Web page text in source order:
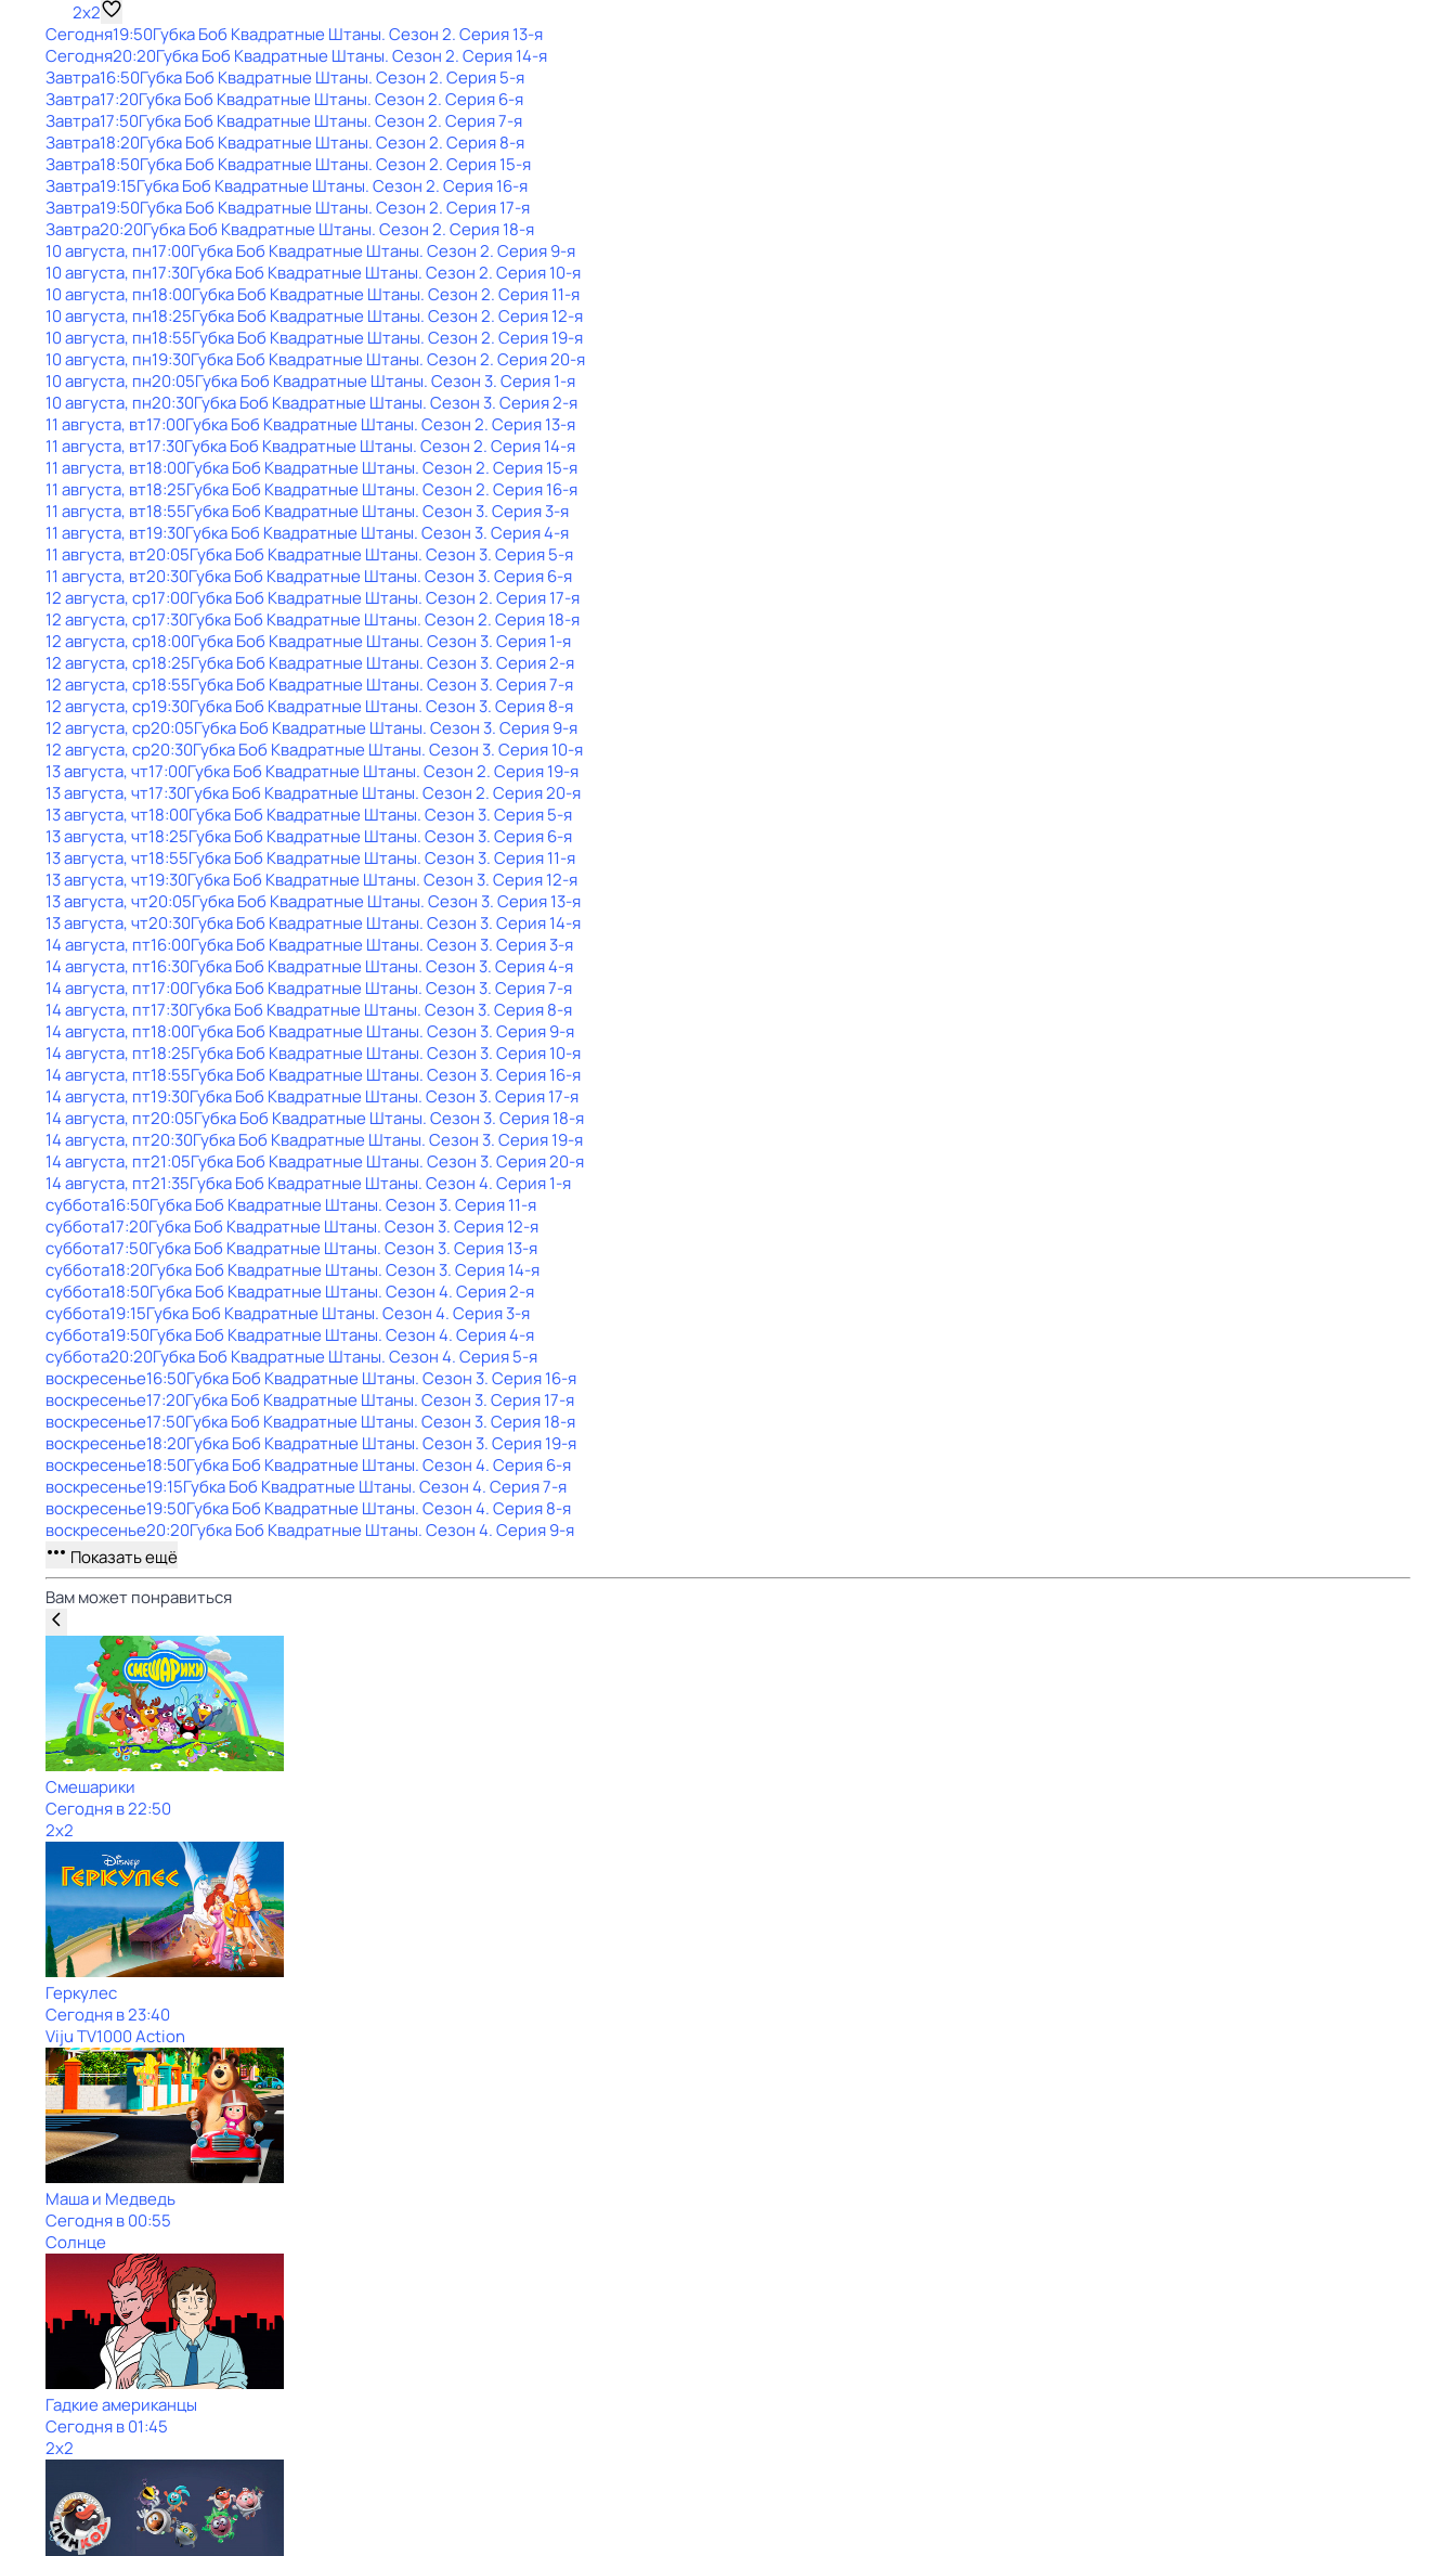
2x2
Сегодня19:50Губка Боб Квадратные Штаны. Сезон 2. Серия 13-я
Сегодня20:20Губка Боб Квадратные Штаны. Сезон 2. Серия 14-я
Завтра16:50Губка Боб Квадратные Штаны. Сезон 2. Серия 5-я
Завтра17:20Губка Боб Квадратные Штаны. Сезон 2. Серия 6-я
Завтра17:50Губка Боб Квадратные Штаны. Сезон 2. Серия 7-я
Завтра18:20Губка Боб Квадратные Штаны. Сезон 2. Серия 8-я
Завтра18:50Губка Боб Квадратные Штаны. Сезон 2. Серия 15-я
Завтра19:15Губка Боб Квадратные Штаны. Сезон 2. Серия 16-я
Завтра19:50Губка Боб Квадратные Штаны. Сезон 2. Серия 17-я
Завтра20:20Губка Боб Квадратные Штаны. Сезон 2. Серия 18-я
10 августа, пн17:00Губка Боб Квадратные Штаны. Сезон 2. Серия 9-я
10 августа, пн17:30Губка Боб Квадратные Штаны. Сезон 2. Серия 10-я
10 августа, пн18:00Губка Боб Квадратные Штаны. Сезон 2. Серия 11-я
10 августа, пн18:25Губка Боб Квадратные Штаны. Сезон 2. Серия 12-я
10 августа, пн18:55Губка Боб Квадратные Штаны. Сезон 2. Серия 19-я
10 августа, пн19:30Губка Боб Квадратные Штаны. Сезон 2. Серия 20-я
10 августа, пн20:05Губка Боб Квадратные Штаны. Сезон 3. Серия 1-я
10 августа, пн20:30Губка Боб Квадратные Штаны. Сезон 3. Серия 2-я
11 августа, вт17:00Губка Боб Квадратные Штаны. Сезон 2. Серия 13-я
11 августа, вт17:30Губка Боб Квадратные Штаны. Сезон 2. Серия 14-я
11 августа, вт18:00Губка Боб Квадратные Штаны. Сезон 2. Серия 15-я
11 августа, вт18:25Губка Боб Квадратные Штаны. Сезон 2. Серия 16-я
11 августа, вт18:55Губка Боб Квадратные Штаны. Сезон 3. Серия 3-я
11 августа, вт19:30Губка Боб Квадратные Штаны. Сезон 3. Серия 4-я
11 августа, вт20:05Губка Боб Квадратные Штаны. Сезон 3. Серия 5-я
11 августа, вт20:30Губка Боб Квадратные Штаны. Сезон 3. Серия 6-я
12 августа, ср17:00Губка Боб Квадратные Штаны. Сезон 2. Серия 17-я
12 августа, ср17:30Губка Боб Квадратные Штаны. Сезон 2. Серия 18-я
12 августа, ср18:00Губка Боб Квадратные Штаны. Сезон 3. Серия 1-я
12 августа, ср18:25Губка Боб Квадратные Штаны. Сезон 3. Серия 2-я
12 августа, ср18:55Губка Боб Квадратные Штаны. Сезон 3. Серия 7-я
12 августа, ср19:30Губка Боб Квадратные Штаны. Сезон 3. Серия 8-я
12 августа, ср20:05Губка Боб Квадратные Штаны. Сезон 3. Серия 9-я
12 августа, ср20:30Губка Боб Квадратные Штаны. Сезон 3. Серия 10-я
13 августа, чт17:00Губка Боб Квадратные Штаны. Сезон 2. Серия 19-я
13 августа, чт17:30Губка Боб Квадратные Штаны. Сезон 2. Серия 20-я
13 августа, чт18:00Губка Боб Квадратные Штаны. Сезон 3. Серия 5-я
13 августа, чт18:25Губка Боб Квадратные Штаны. Сезон 3. Серия 6-я
13 августа, чт18:55Губка Боб Квадратные Штаны. Сезон 3. Серия 11-я
13 августа, чт19:30Губка Боб Квадратные Штаны. Сезон 3. Серия 12-я
13 августа, чт20:05Губка Боб Квадратные Штаны. Сезон 3. Серия 13-я
13 августа, чт20:30Губка Боб Квадратные Штаны. Сезон 3. Серия 14-я
14 августа, пт16:00Губка Боб Квадратные Штаны. Сезон 3. Серия 3-я
14 августа, пт16:30Губка Боб Квадратные Штаны. Сезон 3. Серия 4-я
14 августа, пт17:00Губка Боб Квадратные Штаны. Сезон 3. Серия 7-я
14 августа, пт17:30Губка Боб Квадратные Штаны. Сезон 3. Серия 8-я
14 августа, пт18:00Губка Боб Квадратные Штаны. Сезон 3. Серия 9-я
14 августа, пт18:25Губка Боб Квадратные Штаны. Сезон 3. Серия 10-я
14 августа, пт18:55Губка Боб Квадратные Штаны. Сезон 3. Серия 16-я
14 августа, пт19:30Губка Боб Квадратные Штаны. Сезон 3. Серия 17-я
14 августа, пт20:05Губка Боб Квадратные Штаны. Сезон 3. Серия 18-я
14 августа, пт20:30Губка Боб Квадратные Штаны. Сезон 3. Серия 19-я
14 августа, пт21:05Губка Боб Квадратные Штаны. Сезон 3. Серия 20-я
14 августа, пт21:35Губка Боб Квадратные Штаны. Сезон 4. Серия 1-я
суббота16:50Губка Боб Квадратные Штаны. Сезон 3. Серия 11-я
суббота17:20Губка Боб Квадратные Штаны. Сезон 3. Серия 12-я
суббота17:50Губка Боб Квадратные Штаны. Сезон 3. Серия 13-я
суббота18:20Губка Боб Квадратные Штаны. Сезон 3. Серия 14-я
суббота18:50Губка Боб Квадратные Штаны. Сезон 4. Серия 2-я
суббота19:15Губка Боб Квадратные Штаны. Сезон 4. Серия 3-я
суббота19:50Губка Боб Квадратные Штаны. Сезон 4. Серия 4-я
суббота20:20Губка Боб Квадратные Штаны. Сезон 4. Серия 5-я
воскресенье16:50Губка Боб Квадратные Штаны. Сезон 3. Серия 16-я
воскресенье17:20Губка Боб Квадратные Штаны. Сезон 3. Серия 17-я
воскресенье17:50Губка Боб Квадратные Штаны. Сезон 3. Серия 18-я
воскресенье18:20Губка Боб Квадратные Штаны. Сезон 3. Серия 19-я
воскресенье18:50Губка Боб Квадратные Штаны. Сезон 4. Серия 6-я
воскресенье19:15Губка Боб Квадратные Штаны. Сезон 4. Серия 7-я
воскресенье19:50Губка Боб Квадратные Штаны. Сезон 4. Серия 8-я
воскресенье20:20Губка Боб Квадратные Штаны. Сезон 4. Серия 9-я
Показать ещё
Вам может понравиться
Смешарики
Сегодня в 22:50
2x2
Геркулес
Сегодня в 23:40
Viju TV1000 Action
Маша и Медведь
Сегодня в 00:55
Солнце
Гадкие американцы
Сегодня в 01:45
2x2